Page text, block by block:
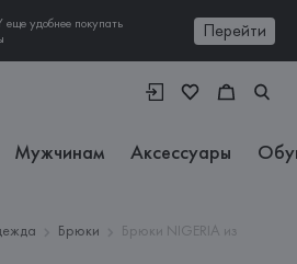
удобнее покупать
Перейти
Мужчинам Аксессуары
Брюки
Брюки NIGERIA из